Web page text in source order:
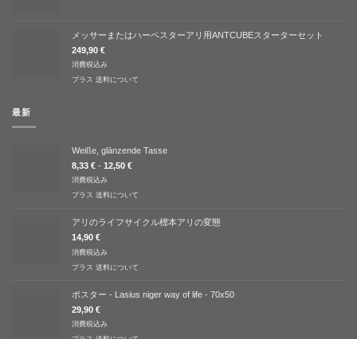
メッサーまたはハーベスターアリ用ANTCUBEスターターセット
249,90 €
消費税込み
プラス 送料について
最新
Weiße, glänzende Tasse
8,33 € - 12,50 €
消費税込み
プラス 送料について
アリのライフサイクル標本アリの変態
14,90 €
消費税込み
プラス 送料について
ポスター - Lasius niger way of life - 70x50
29,90 €
消費税込み